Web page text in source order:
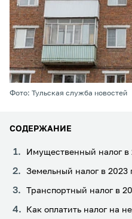
Фото: Тульская служба новостей
СОДЕРЖАНИЕ
Имущественный налог в
Земельный налог в 2023
Транспортный налог в
Как оплатить налог на